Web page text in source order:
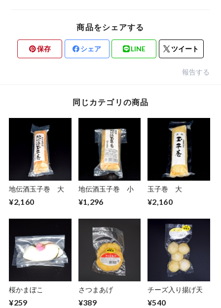
商品をシェアする
保存 シェア LINE ツイート
報告する
同じカテゴリの商品
地伝酒玉子巻 大
¥2,160
地伝酒玉子巻 小
¥1,296
玉子巻 大
¥2,160
桜かまぼこ
¥259
さつまあげ
¥389
チーズ入り揚げ天
¥540